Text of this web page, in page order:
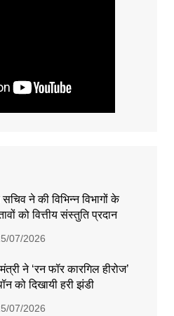
ने की विभिन्न विभागों के
को वित्तीय संस्तुति प्रदान
07/2026
ने ‘रन फॉर कारगिल हीरोज’
को दिखायी हरी झंडी
07/2026